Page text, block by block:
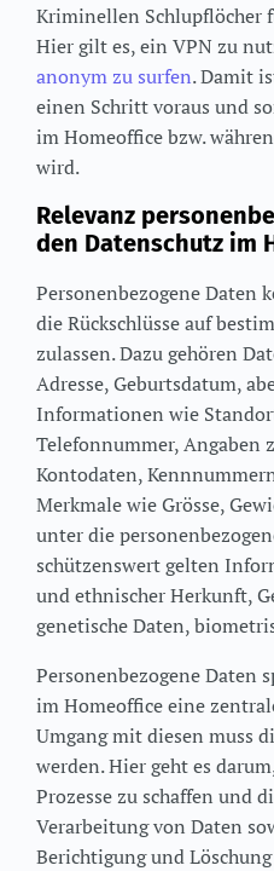
Kriminellen Schlupflöcher
Hier gilt es, ein VPN zu
anonym zu surfen. Damit
einen Schritt voraus und
im Homeoffice bzw.
wird.
Relevanz
den Datenschutz im
Personenbezogene Daten
die Rückschlüsse auf
zulassen. Dazu gehören
Adresse, Geburtsdatum,
Informationen wie
Telefonnummer, Angaben
Kontodaten,
Merkmale wie Grösse,
unter die
schützenswert gelten
und ethnischer Herkunft,
genetische Daten,
Personenbezogene Daten
im Homeoffice eine
Umgang mit diesen muss
werden. Hier geht es
Prozesse zu schaffen und
Verarbeitung von Daten
Berichtigung und